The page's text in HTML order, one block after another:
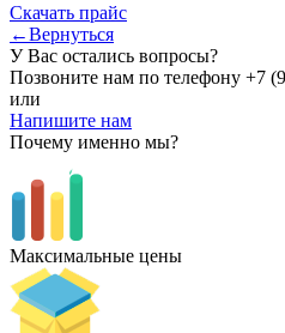
Скачать прайс
←Вернуться
У Вас остались вопросы?
Позвоните нам по телефону +7
или
Напишите нам
Почему именно мы?
Максимальные цены